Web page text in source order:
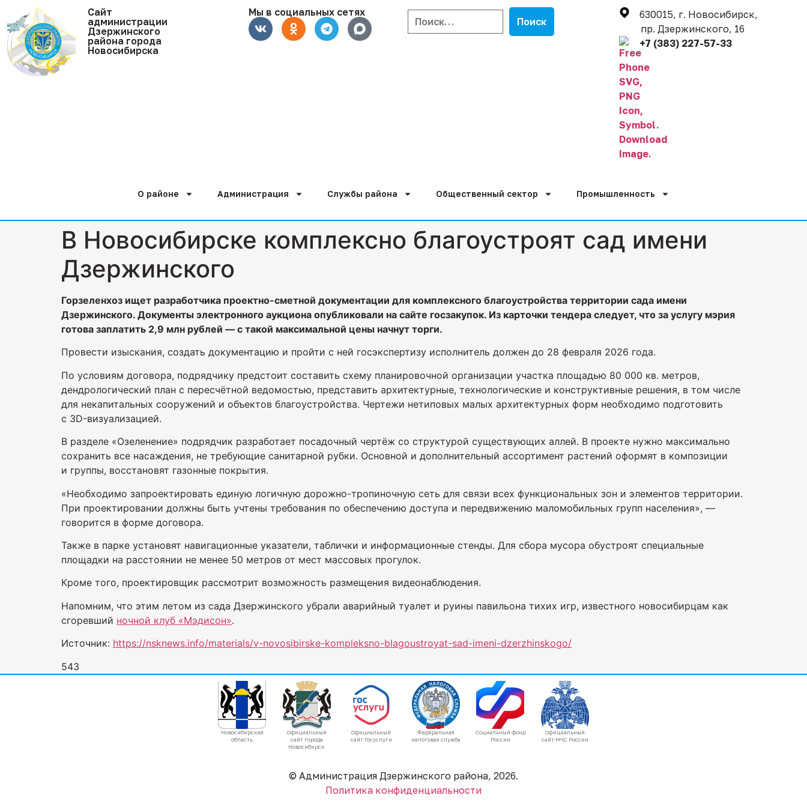
Cайт
администрации
Дзержинского
района города
Новосибирска
Мы в социальных сетях
630015, г. Новосибирск,
пр. Дзержинского, 16
+7 (383) 227-57-33
О районе Администрация Службы района Общественный сектор Промышленность
В Новосибирске комплексно благоустроят сад имени
Дзержинского
Горзеленхоз ищет разработчика проектно-сметной документации для комплексного благоустройства территории сада имени
Дзержинского. Документы электронного аукциона опубликовали на сайте госзакупок. Из карточки тендера следует, что за услугу мэрия
готова заплатить 2,9 млн рублей — с такой максимальной цены начнут торги.
Провести изыскания, создать документацию и пройти с ней госэкспертизу исполнитель должен до 28 февраля 2026 года.
По условиям договора, подрядчику предстоит составить схему планировочной организации участка площадью 80 000 кв. метров,
дендрологический план с пересчётной ведомостью, представить архитектурные, технологические и конструктивные решения, в том числе
для некапитальных сооружений и объектов благоустройства. Чертежи нетиповых малых архитектурных форм необходимо подготовить
с 3D-визуализацией.
В разделе «Озеленение» подрядчик разработает посадочный чертёж со структурой существующих аллей. В проекте нужно максимально
сохранить все насаждения, не требующие санитарной рубки. Основной и дополнительный ассортимент растений оформят в композиции
и группы, восстановят газонные покрытия.
«Необходимо запроектировать единую логичную дорожно-тропиночную сеть для связи всех функциональных зон и элементов территории.
При проектировании должны быть учтены требования по обеспечению доступа и передвижению маломобильных групп населения», —
говорится в форме договора.
Также в парке установят навигационные указатели, таблички и информационные стенды. Для сбора мусора обустроят специальные
площадки на расстоянии не менее 50 метров от мест массовых прогулок.
Кроме того, проектировщик рассмотрит возможность размещения видеонаблюдения.
Напомним, что этим летом из сада Дзержинского убрали аварийный туалет и руины павильона тихих игр, известного новосибирцам как
сгоревший ночной клуб «Мэдисон».
Источник: https://nsknews.info/materials/v-novosibirske-kompleksno-blagoustroyat-sad-imeni-dzerzhinskogo/
543
Новосибирская
область
Официальный
сайт города
Новосибирск
Официальный
сайт Госуслуги
Федеральная
налоговая служба
Социальный фонд
России
Официальный
сайт МЧС России
© Администрация Дзержинского района, 2026.
Политика конфиденциальности